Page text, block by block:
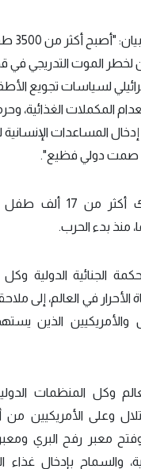
وقال
لخطر الموت التدريجي في
لسياسات تجويع
المكملات الغذائية،
المساعدات الإنسانية
صمت دولي فظيع".
وأضاف بأن هناك
منذ بدء الحرب.
الجنائية الدولية وكل
الأحرار في العالم، إلى
والأمريكيين الذين
وكل المنظمات
وعلى الأمريكيين
وفتح معبر رفح البري
والسماح بإدخال غذاء